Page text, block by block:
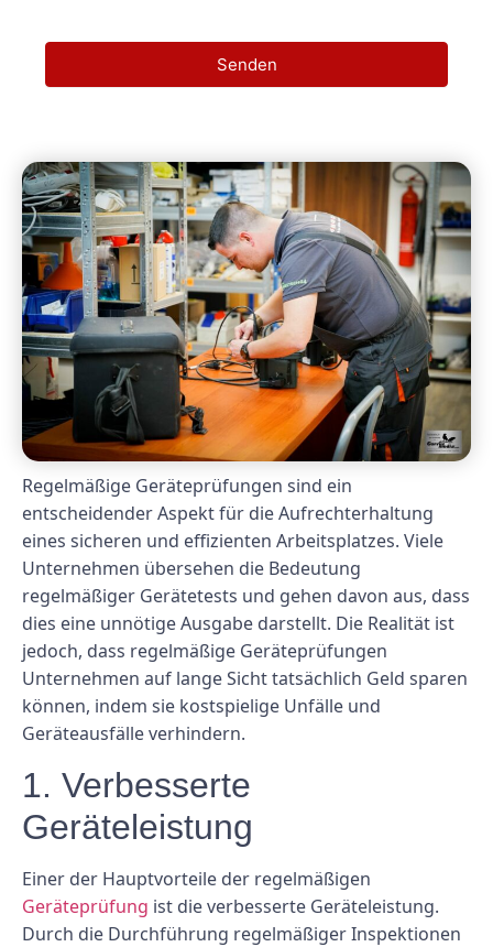
Senden
Regelmäßige Geräteprüfungen sind ein
entscheidender Aspekt für die Aufrechterhaltung
eines sicheren und effizienten Arbeitsplatzes. Viele
Unternehmen übersehen die Bedeutung
regelmäßiger Gerätetests und gehen davon aus, dass
dies eine unnötige Ausgabe darstellt. Die Realität ist
jedoch, dass regelmäßige Geräteprüfungen
Unternehmen auf lange Sicht tatsächlich Geld sparen
können, indem sie kostspielige Unfälle und
Geräteausfälle verhindern.
1. Verbesserte
Geräteleistung
Einer der Hauptvorteile der regelmäßigen
Geräteprüfung ist die verbesserte Geräteleistung.
Durch die Durchführung regelmäßiger Inspektionen